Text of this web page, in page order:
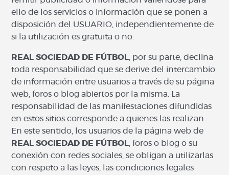
ello de los servicios o información que se ponen a
disposición del USUARIO, independientemente de
si la utilización es gratuita o no.
REAL SOCIEDAD DE FÚTBOL , por su parte, declina
toda responsabilidad que se derive del intercambio
de información entre usuarios a través de su página
web, foros o blog abiertos por la misma. La
responsabilidad de las manifestaciones difundidas
en estos sitios corresponde a quienes las realizan.
En este sentido, los usuarios de la página web de
REAL SOCIEDAD DE FÚTBOL , foros o blog o su
conexión con redes sociales, se obligan a utilizarlas
con respeto a las leyes, las condiciones legales